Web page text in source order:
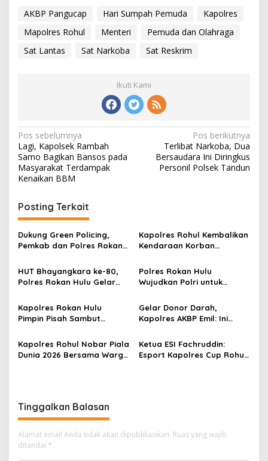
AKBP Pangucap Hari Sumpah Pemuda
Kapolres
Mapolres Rohul
Menteri
Pemuda dan Olahraga
Sat Lantas
Sat Narkoba Sat Reskrim
Ikuti Kami
Navigasi
pos
Pos sebelumnya
Lagi, Kapolsek Rambah
Samo Bagikan Bansos pada
Masyarakat Terdampak
Kenaikan BBM
Pos berikutnya
Terlibat Narkoba, Dua
Bersaudara Ini Diringkus
Personil Polsek Tandun
Posting Terkait
Dukung Green Policing,
Pemkab dan Polres Rokan
Lingkungan Hidup
Kapolres Rohul Kembalikan
Kendaraan Korban
Kasih Pak, Mobil Kami
Sudah Kembali
HUT Bhayangkara ke-80,
Polres Rokan Hulu Gelar
Bangun Sportivitas dan
Bentengi Generasi Muda
dari Narkoba
Polres Rokan Hulu
Wujudkan Polri untuk
Sosial dan Penguatan
Sinergi
Kapolres Rokan Hulu
Pimpin Pisah Sambut
dan Kapolsek Jajaran
Gelar Donor Darah,
Kapolres AKBP Emil: Ini
Terhadap Kesehatan dan
Kesejahteraan Masyarakat
Kapolres Rohul Nobar Piala
Dunia 2026 Bersama Warga
Ketua ESI Fachruddin:
Esport Kapolres Cup Rohul
Tinggalkan Balasan
Alamat email Anda tidak akan dipublikasikan. Ruas yang wajib
ditandai *